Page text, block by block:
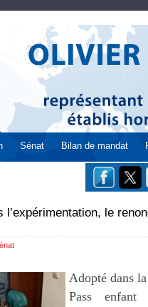
Sénat Bilan de mandat
l’expérimentation, le
Adopté dans
Pass enfant